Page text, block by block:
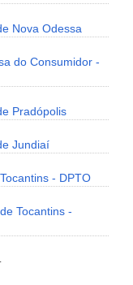
Nova Odessa
do Consumidor -
Pradópolis
Jundiaí
- DPTO
Tocantins -